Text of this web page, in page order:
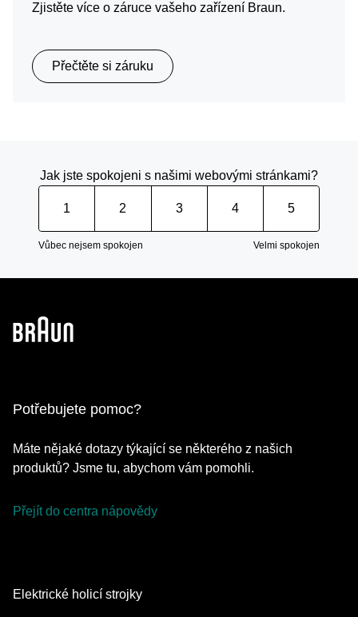
Zjistěte více o záruce vašeho zařízení Braun.
Přečtěte si záruku
Jak jste spokojeni s našimi webovými stránkami?
1 2 3 4 5
Vůbec nejsem spokojen Velmi spokojen
Potřebujete pomoc?
Máte nějaké dotazy týkající se některého z našich
produktů? Jsme tu, abychom vám pomohli.
Přejít do centra nápovědy
Elektrické holicí strojky